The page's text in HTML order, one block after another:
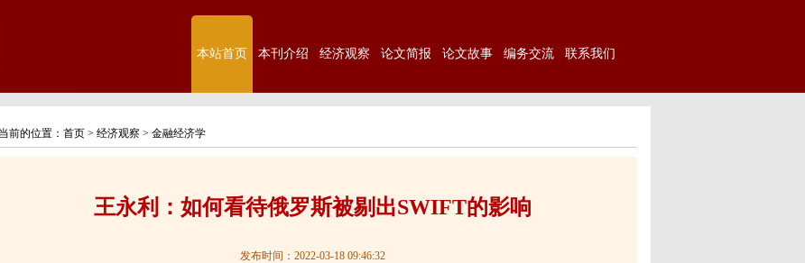
本站首页 本刊介绍 经济观察 论文简报 论文故事 编务交流 联系我们
前的位置： 首页 > 经济观察 > 金融经济学
王永利：如何看待俄罗斯被剔出SWIFT的影响
发布时间：2022-03-18 09:46:32